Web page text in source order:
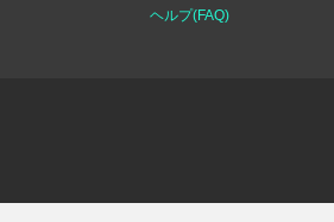
ヘルプ(FAQ)